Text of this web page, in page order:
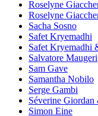
Roselyne
Roselyne
Sacha Sosno
Safet Kryemadhi
Safet Kryemadhi
Salvatore Maugeri
Sam Gave
Samantha Nobilo
Serge Gambi
Séverine
Simon Eine